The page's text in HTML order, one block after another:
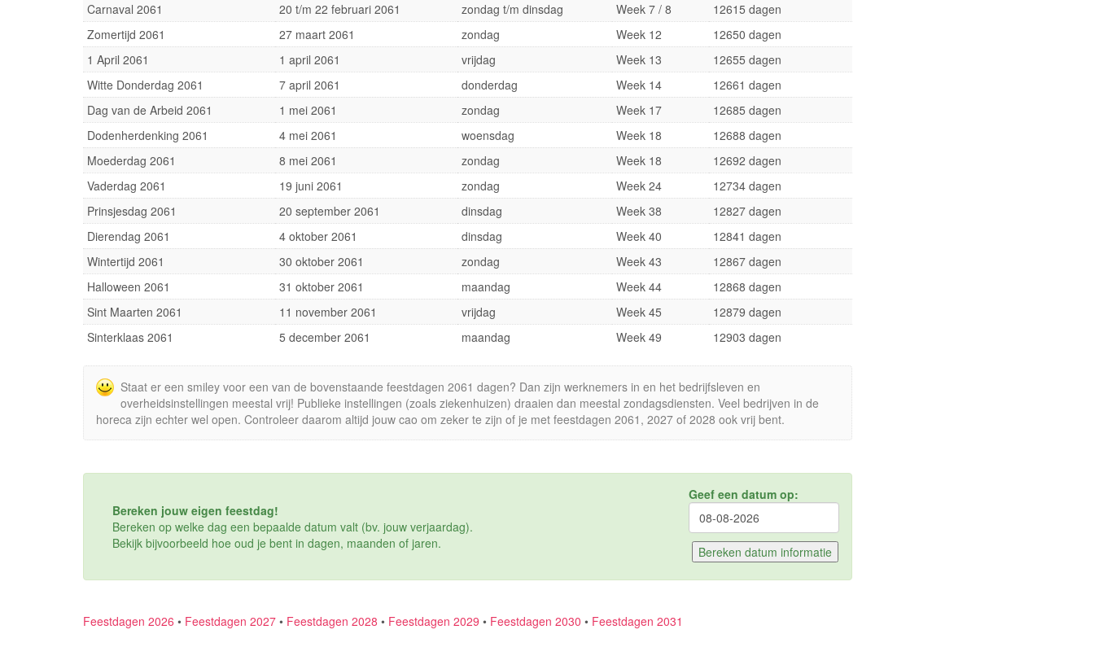
Carnaval 2061
20 t/m 22 februari 2061 zondag t/m dinsdag Week 7 / 8
12615 dagen
Zomertijd 2061
27 maart 2061 zondag Week 12
12650 dagen
1 April 2061
1 april 2061 vrijdag Week 13
12655 dagen
Witte Donderdag 2061
7 april 2061 donderdag Week 14
12661 dagen
Dag van de Arbeid 2061
1 mei 2061 zondag Week 17
12685 dagen
Dodenherdenking 2061
4 mei 2061 woensdag Week 18
12688 dagen
Moederdag 2061
8 mei 2061 zondag Week 18
12692 dagen
Vaderdag 2061
19 juni 2061 zondag Week 24
12734 dagen
Prinsjesdag 2061
20 september 2061 dinsdag Week 38
12827 dagen
Dierendag 2061
4 oktober 2061 dinsdag Week 40
12841 dagen
Wintertijd 2061
30 oktober 2061 zondag Week 43
12867 dagen
Halloween 2061
31 oktober 2061 maandag Week 44
12868 dagen
Sint Maarten 2061
11 november 2061 vrijdag Week 45
12879 dagen
Sinterklaas 2061
5 december 2061 maandag Week 49 12903 dagen
Staat er een smiley voor een van de bovenstaande feestdagen 2061 dagen? Dan zijn werknemers in en het bedrijfsleven en
overheidsinstellingen meestal vrij! Publieke instellingen (zoals ziekenhuizen) draaien dan meestal zondagsdiensten. Veel bedrijven in de
horeca zijn echter wel open. Controleer daarom altijd jouw cao om zeker te zijn of je met feestdagen 2061, 2027 of 2028 ook vrij bent.
Bereken jouw eigen feestdag!
Bereken op welke dag een bepaalde datum valt (bv. jouw verjaardag).
Bekijk bijvoorbeeld hoe oud je bent in dagen, maanden of jaren.
Geef een datum op:
Feestdagen 2026 • Feestdagen 2027 • Feestdagen 2028 • Feestdagen 2029 • Feestdagen 2030 • Feestdagen 2031